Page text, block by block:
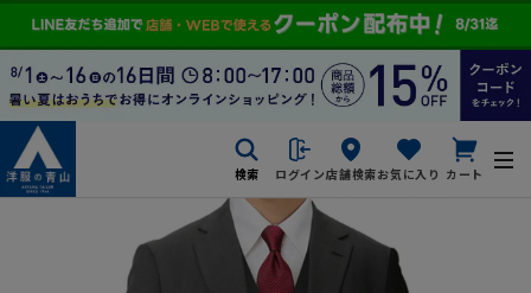
検索 ログイン店舗検索お気に入り カート